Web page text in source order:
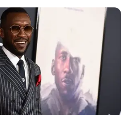
» News
Bakal Dijual Kiloan!
Subsidi Diblokir,